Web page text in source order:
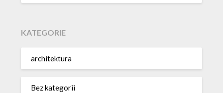
KATEGORIE
architektura
Bez kategorii